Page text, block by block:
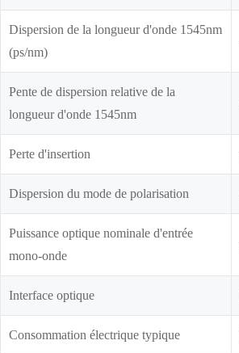
Dispersion de la longueur d'onde 1545nm
(ps/nm)
Pente de dispersion relative de la
longueur d'onde 1545nm
Perte d'insertion
Dispersion du mode de polarisation
Puissance optique nominale d'entrée
mono-onde
Interface optique
Consommation électrique typique